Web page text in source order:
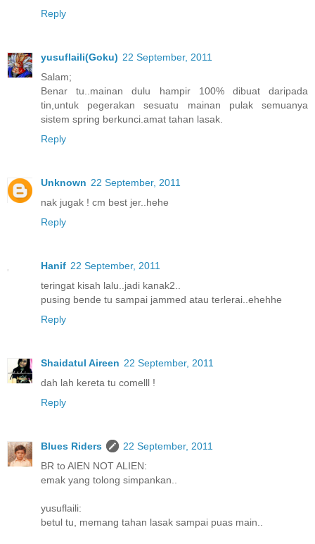
Reply
yusuflaili(Goku) 22 September, 2011
Salam;
Benar tu..mainan dulu hampir 100% dibuat daripada
tin,untuk pegerakan sesuatu mainan pulak semuanya
sistem spring berkunci.amat tahan lasak.
Reply
Unknown 22 September, 2011
nak jugak ! cm best jer..hehe
Reply
Hanif 22 September, 2011
teringat kisah lalu..jadi kanak2..
pusing bende tu sampai jammed atau terlerai..ehehhe
Reply
Shaidatul Aireen 22 September, 2011
dah lah kereta tu comelll !
Reply
Blues Riders
22 September, 2011
BR to AIEN NOT ALIEN:
emak yang tolong simpankan..
yusuflaili:
betul tu, memang tahan lasak sampai puas main..